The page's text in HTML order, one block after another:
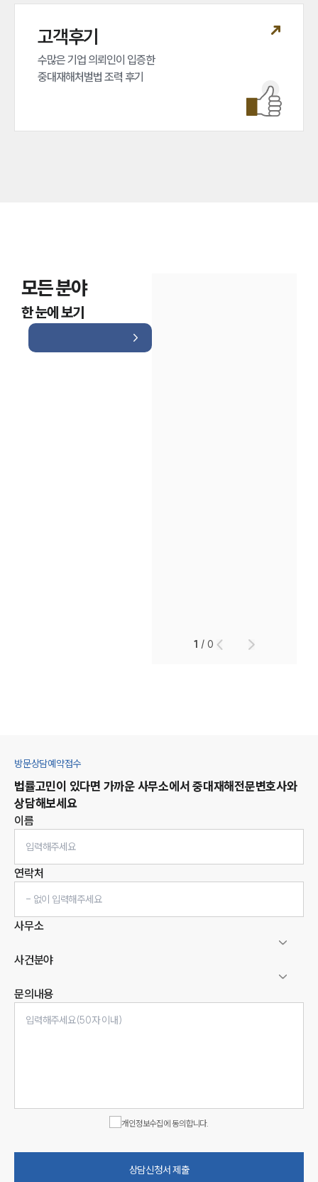
고객후기
수많은 기업 의뢰인이 입증한
중대재해처벌법 조력 후기
모든 분야
한 눈에 보기
1 /0
방문상담예약접수
법률고민이 있다면 가까운 사무소에서 중대재해전문변호사와
상담해보세요
이름
연락처
사무소
사건분야
문의내용
개인정보수집에 동의합니다.
상담신청서 제출